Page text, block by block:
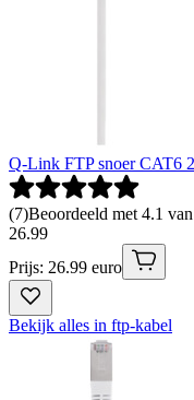
Q-Link FTP snoer CAT6
(7)Beoordeeld met 4.1
26.99
Prijs: 26.99 euro
Bekijk alles in ftp-kabel